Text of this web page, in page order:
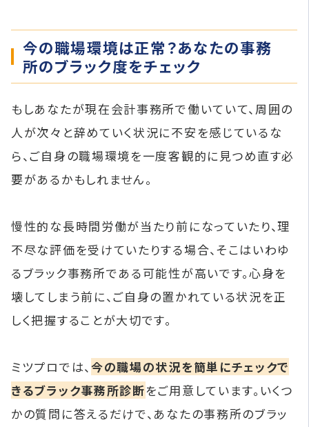
今の職場環境は正常？あなたの事務
所のブラック度をチェック
もしあなたが現在会計事務所で働いていて、周囲の
人が次々と辞めていく状況に不安を感じているな
ら、ご自身の職場環境を一度客観的に見つめ直す必
要があるかもしれません。
慢性的な長時間労働が当たり前になっていたり、理
不尽な評価を受けていたりする場合、そこはいわゆ
るブラック事務所である可能性が高いです。心身を
壊してしまう前に、ご自身の置かれている状況を正
しく把握することが大切です。
ミツプロでは、 今の職場の状況を簡単にチェックで
きるブラック事務所診断をご用意しています。いくつ
かの質問に答えるだけで、あなたの事務所のブラッ